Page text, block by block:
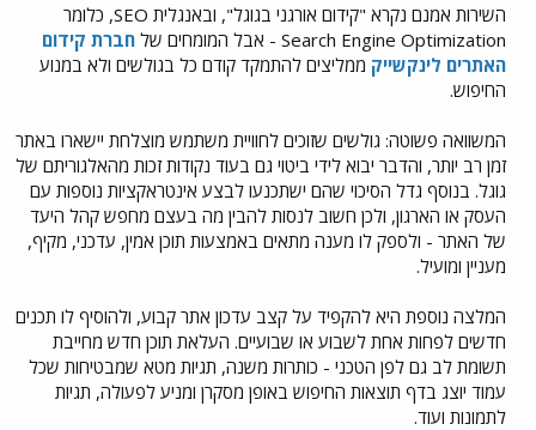
השירות אמנם נקרא "קידום אורגני בגוגל", ובאנגלית SEO, כלומר
Search Engine Optimization - אבל המומחים של
חברת קידום
האתרים לינקשייק ממליצים להתמקד קודם כל בגולשים ולא במנוע
החיפוש.
המשוואה פשוטה: גולשים שזוכים לחוויית משתמש מוצלחת יישארו באתר
זמן רב יותר, והדבר יבוא לידי ביטוי גם בעוד נקודות זכות מהאלגוריתם של
גוגל. בנוסף גדל הסיכוי שהם ישתכנעו לבצע אינטראקציות נוספות עם
העסק או הארגון, ולכן חשוב לנסות להבין מה בעצם מחפש קהל היעד
של האתר - ולספק לו מענה מתאים באמצעות תוכן אמין, עדכני, מקיף,
מעניין ומועיל.
המלצה נוספת היא להקפיד על קצב עדכון אתר קבוע, ולהוסיף לו תכנים
חדשים לפחות אחת לשבוע או שבועיים. העלאת תוכן חדש מחייבת
תשומת לב גם לפן הטכני - כותרות משנה, תגיות מטא שמבטיחות שכל
עמוד יוצג בדף תוצאות החיפוש באופן מסקרן ומניע לפעולה, תגיות
לתמונות ועוד.